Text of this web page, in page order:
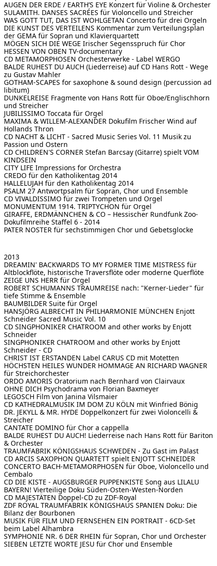
AUGEN DER ERDE / EARTH’S EYE Konzert für Violine & Orchester
SULAMITH. DANSES SACRÉES für Violoncello und Streicher
WAS GOTT TUT, DAS IST WOHLGETAN Concerto für drei Orgeln
DIE KUNST DES VERTEILENS Kommentar zum Verteilungsplan
der GEMA für Sopran und Klavierquartett
MÖGEN SICH DIE WEGE Irischer Segensspruch für Chor
HESSEN VON OBEN TV-documentary
CD METAMORPHOSEN Orchesterwerke - Label WERGO
BALDE RUHEST DU AUCH (Liederreise) auf CD Hans Rott - Wege
zu Gustav Mahler
GOTHAM-SCAPES for saxophone & sound design (percussion ad
libitum)
DUNKELREISE Fragmente von Hans Rott für Oboe/Englischhorn
und Streicher
JUBILISSIMO Toccata für Orgel
MAXIMA & WILLEM-ALEXANDER Dokufilm Frischer Wind auf
Hollands Thron
CD NACHT & LICHT - Sacred Music Series Vol. 11 Musik zu
Passion und Ostern
CD CHILDREN'S CORNER Stefan Barcsay (Gitarre) spielt VOM
KINDSEIN
CITY LIFE Impressions for Orchestra
CREDO für den Katholikentag 2014
HALLELUJAH für den Katholikentag 2014
PSALM 27 Antwortpsalm für Sopran, Chor und Ensemble
CD VIVALDISSIMO für zwei Trompeten und Orgel
MONUMENTUM 1914. TRIPTYCHON für Orgel
GIRAFFE, ERDMÄNNCHEN & CO – Hessischer Rundfunk Zoo-
Dokufilmreihe Staffel 6 - 2014
PATER NOSTER für sechstimmigen Chor und Gebetsglocke
2013
DREAMIN' BACKWARDS TO MY FORMER TIME MISTRESS für
Altblockflöte, historische Traversflöte oder moderne Querflöte
ZEIGE UNS HERR für Orgel
ROBERT SCHUMANNS TRAUMREISE nach: "Kerner-Lieder" für
tiefe Stimme & Ensemble
BAUMBILDER Suite für Orgel
HANSJÖRG ALBRECHT IN PHILHARMONIE MÜNCHEN Enjott
Schneider Sacred Music Vol. 10
CD SINGPHONIKER CHATROOM and other works by Enjott
Schneider
SINGPHONIKER CHATROOM and other works by Enjott
Schneider - CD
CHRIST IST ERSTANDEN Label CARUS CD mit Motetten
HÖCHSTEN HEILES WUNDER HOMMAGE AN RICHARD WAGNER
für Streichorchester
ORDO AMORIS Oratorium nach Bernhard von Clairvaux
OHNE DICH Psychodrama von Florian Baxmeyer
LEGOSCH Film von Janina Vilsmaier
CD KATHEDRALMUSIK IM DOM ZU KÖLN mit Winfried Bönig
DR. JEKYLL & MR. HYDE Doppelkonzert für zwei Violoncelli &
Streicher
CANTATE DOMINO für Chor a cappella
BALDE RUHEST DU AUCH! Liederreise nach Hans Rott für Bariton
& Orchester
TRAUMFABRIK KÖNIGSHAUS SCHWEDEN - Zu Gast im Palast
CD ARCIS SAXOPHON QUARTETT spielt ENJOTT SCHNEIDER
CONCERTO BACH-METAMORPHOSEN für Oboe, Violoncello und
Cembalo
CD DIE KISTE - AUGSBURGER PUPPENKISTE Song aus LILALU
BAYERN! Vierteilige Doku Süden-Osten-Westen-Norden
CD MAJESTÄTEN Doppel-CD zu ZDF-Royal
ZDF ROYAL TRAUMFABRIK KÖNIGSHAUS SPANIEN Doku: Die
Bilanz der Bourbonen
MUSIK FÜR FILM UND FERNSEHEN EIN PORTRAIT - 6CD-Set
beim Label Alhambra
SYMPHONIE NR. 6 DER RHEIN für Sopran, Chor und Orchester
SIEBEN LETZTE WORTE JESU für Chor und Ensemble